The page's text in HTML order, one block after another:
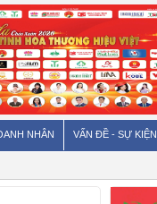
NHÂN VẤN ĐỀ - SỰ KIỆN